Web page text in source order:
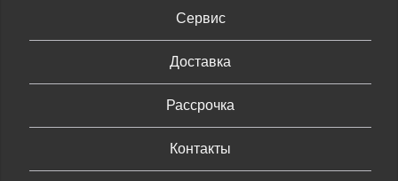
Сервис
Доставка
Рассрочка
Контакты